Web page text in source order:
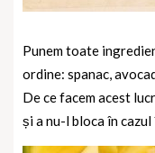
Punem toate
ordine: spanac,
De ce facem acest
și a nu-l bloca în cazul